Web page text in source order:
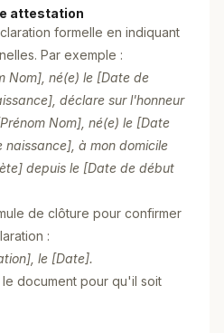
attestation
formelle en indiquant
Par exemple :
Nom], né(e) le [Date de
déclare sur l'honneur
Nom], né(e) le [Date
à mon domicile
depuis le [Date de début
de clôture pour confirmer
:
le [Date].
document pour qu'il soit